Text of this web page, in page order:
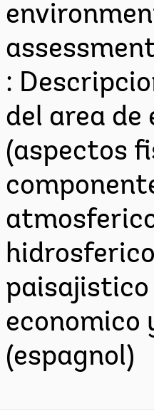
:
del area de
(aspectos
paisajistico
economico
(espagnol)